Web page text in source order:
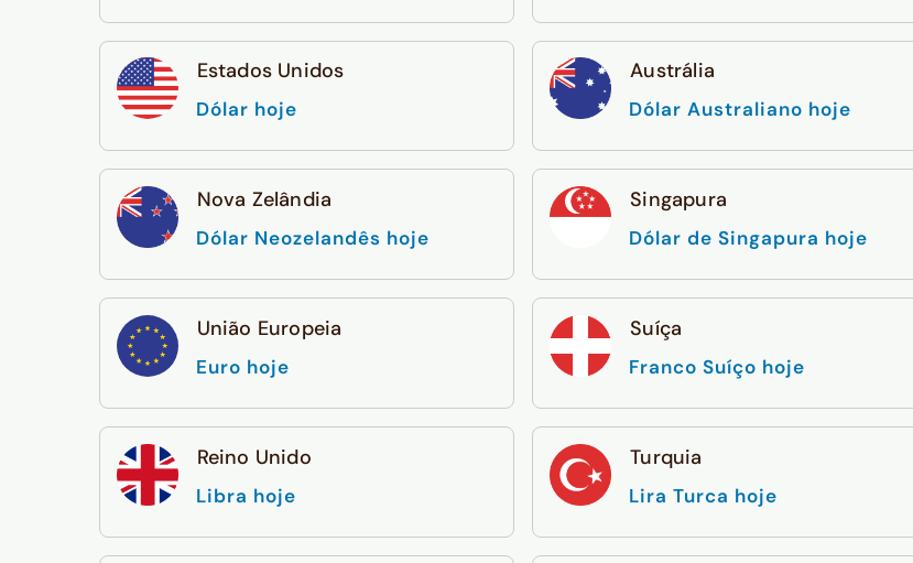
Estados Unidos
Dólar hoje
Austrália
Dólar Australiano hoje
Nova Zelândia
Dólar Neozelandês hoje
Singapura
Dólar de Singapura hoje
União Europeia
Euro hoje
Suíça
Franco Suíço hoje
Reino Unido
Libra hoje
Turquia
Lira Turca hoje